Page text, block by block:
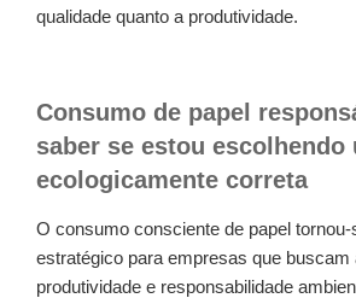
qualidade quanto a produtividade.
Consumo de papel
saber se estou escolhendo
ecologicamente correta
O consumo consciente de papel
estratégico para empresas que buscam
produtividade e responsabilidade